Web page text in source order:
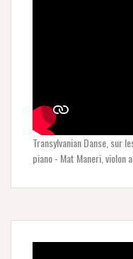
Transylvanian Danse, sur
piano - Mat Maneri, violon